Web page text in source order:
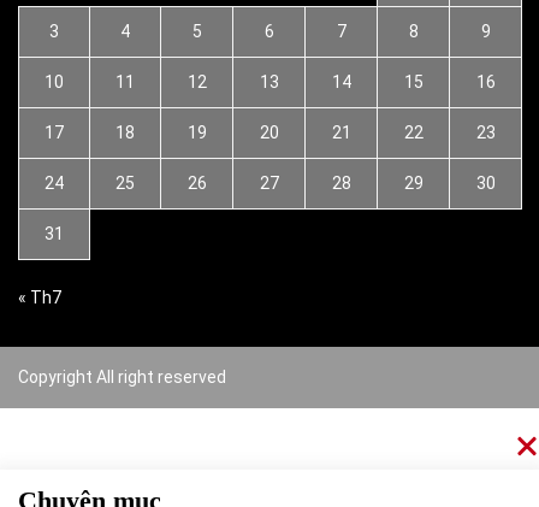
3 4 5 6 7 8 9
10 11 12 13 14 15 16
17 18 19 20 21 22 23
24 25 26 27 28 29 30
31
« Th7
Copyright All right reserved
Chuyên mục